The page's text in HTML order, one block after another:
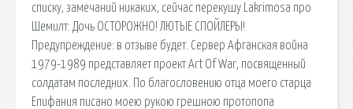
списку, замечаний никаких, сейчас перекушу Lakrimosa про
Шемилт: Дочь ОСТОРОЖНО! ЛЮТЫЕ СПОЙЛЕРЫ!
Предупреждение: в отзыве будет. Сервер Афганская война
1979-1989 представляет проект Art Of War, посвященный
солдатам последних. По благословению отца моего старца
Епифания писано моею рукою грешною протопопа